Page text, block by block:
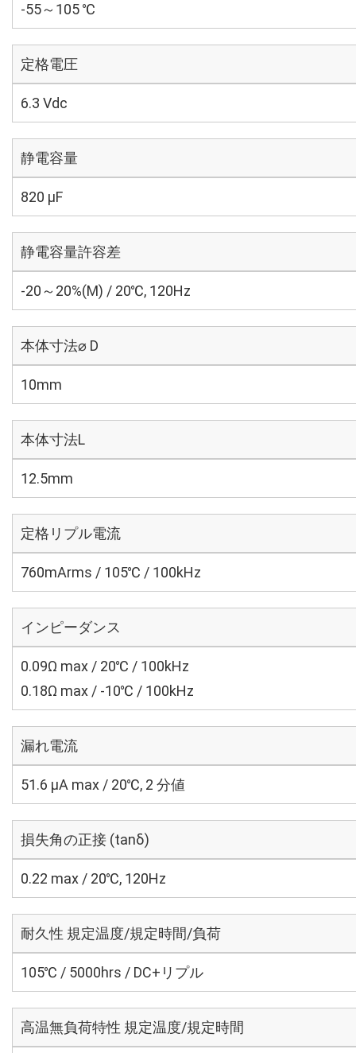
-55～105 ℃
定格電圧
6.3 Vdc
静電容量
820 µF
静電容量許容差
-20～20%(M) / 20℃, 120Hz
本体寸法⌀ D
10mm
本体寸法L
12.5mm
定格リプル電流
760mArms / 105℃ / 100kHz
インピーダンス
0.09Ω max / 20℃ / 100kHz
0.18Ω max / -10℃ / 100kHz
漏れ電流
51.6 μA max / 20℃, 2 分値
損失角の正接 (tanδ)
0.22 max / 20℃, 120Hz
耐久性 規定温度/規定時間/負荷
105℃ / 5000hrs / DC+リプル
高温無負荷特性 規定温度/規定時間